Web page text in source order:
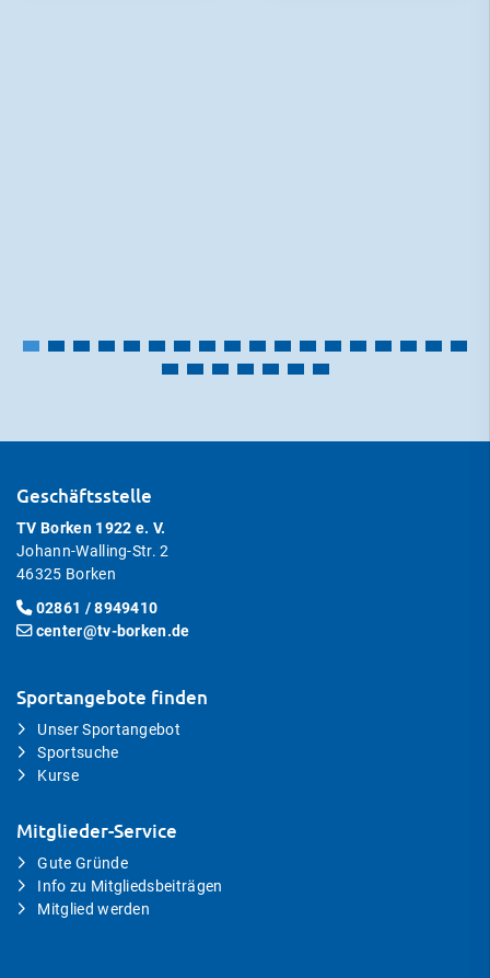
Geschäftsstelle
TV Borken 1922 e. V.
Johann-Walling-Str. 2
46325 Borken
02861 / 8949410
center@tv-borken.de
Sportangebote finden
Unser Sportangebot
Sportsuche
Kurse
Mitglieder-Service
Gute Gründe
Info zu Mitgliedsbeiträgen
Mitglied werden